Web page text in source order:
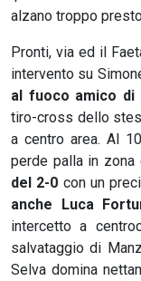
alzano troppo
Pronti, via ed il
intervento su
al fuoco amico di
tiro-cross dello
a centro area. Al
perde palla in zona
del 2-0 con un
anche Luca
intercetto a
salvataggio di
Selva domina